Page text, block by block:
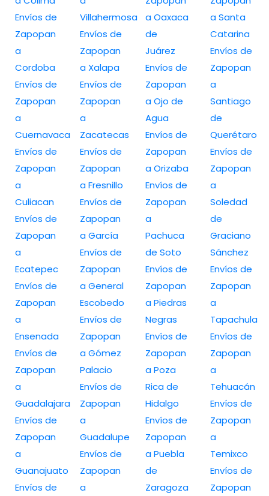
Envíos de
Zapopan
a
Cordoba
Envíos de
Zapopan
a
Cuernavaca
Envíos de
Zapopan
a
Culiacan
Envíos de
Zapopan
a
Ecatepec
Envíos de
Zapopan
a
Ensenada
Envíos de
Zapopan
a
Guadalajara
Envíos de
Zapopan
a
Guanajuato
Envíos de
Villahermosa
Envíos de
Zapopan
a Xalapa
Envíos de
Zapopan
a
Zacatecas
Envíos de
Zapopan
a Fresnillo
Envíos de
Zapopan
a García
Envíos de
Zapopan
a General
Escobedo
Envíos de
Zapopan
a Gómez
Palacio
Envíos de
Zapopan
a
Guadalupe
Envíos de
Zapopan
a
a Oaxaca
de
Juárez
Envíos de
Zapopan
a Ojo de
Agua
Envíos de
Zapopan
a Orizaba
Envíos de
Zapopan
a
Pachuca
de Soto
Envíos de
Zapopan
a Piedras
Negras
Envíos de
Zapopan
a Poza
Rica de
Hidalgo
Envíos de
Zapopan
a Puebla
de
Zaragoza
a Santa
Catarina
Envíos de
Zapopan
a
Santiago
de
Querétaro
Envíos de
Zapopan
a
Soledad
de
Graciano
Sánchez
Envíos de
Zapopan
a
Tapachula
Envíos de
Zapopan
a
Tehuacán
Envíos de
Zapopan
a
Temixco
Envíos de
Zapopan